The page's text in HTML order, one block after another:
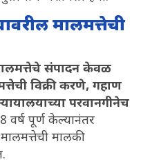
मालमत्तेची
संपादन केवळ
विक्री करणे, गहाण
परवानगीनेच
वर्ष पूर्ण केल्यानंतर
मालकी